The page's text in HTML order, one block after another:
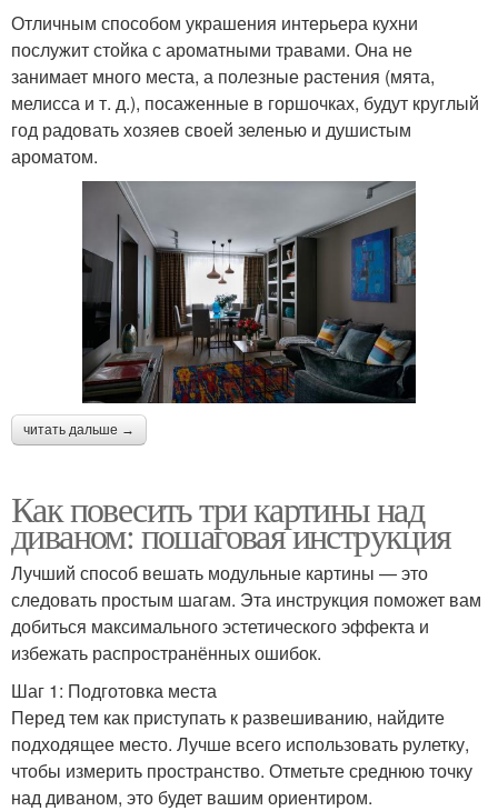
Отличным способом украшения интерьера кухни
послужит стойка с ароматными травами. Она не
занимает много места, а полезные растения (мята,
мелисса и т. д.), посаженные в горшочках, будут круглый
год радовать хозяев своей зеленью и душистым
ароматом.
читать дальше →
Как повесить три картины над
диваном: пошаговая инструкция
Лучший способ вешать модульные картины — это
следовать простым шагам. Эта инструкция поможет вам
добиться максимального эстетического эффекта и
избежать распространённых ошибок.
Шаг 1: Подготовка места
Перед тем как приступать к развешиванию, найдите
подходящее место. Лучше всего использовать рулетку,
чтобы измерить пространство. Отметьте среднюю точку
над диваном, это будет вашим ориентиром.